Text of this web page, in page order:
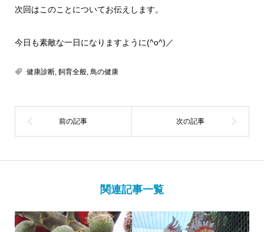
次回はこのことについてお伝えします。
今日も素敵な一日になりますように(^o^)／
健康診断, 飼育全般, 鳥の健康
関連記事一覧